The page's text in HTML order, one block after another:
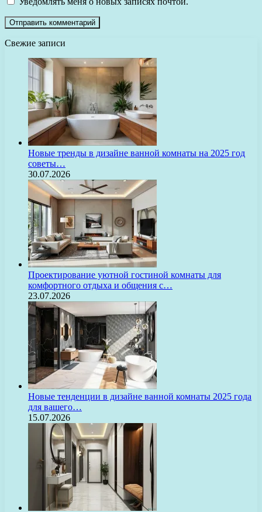
Свежие записи
Новые тренды в дизайне ванной комнаты на 2025 год
советы…
30.07.2026
Проектирование уютной гостиной комнаты для
комфортного отдыха и общения с…
23.07.2026
Новые тенденции в дизайне ванной комнаты 2025 года
для вашего…
15.07.2026